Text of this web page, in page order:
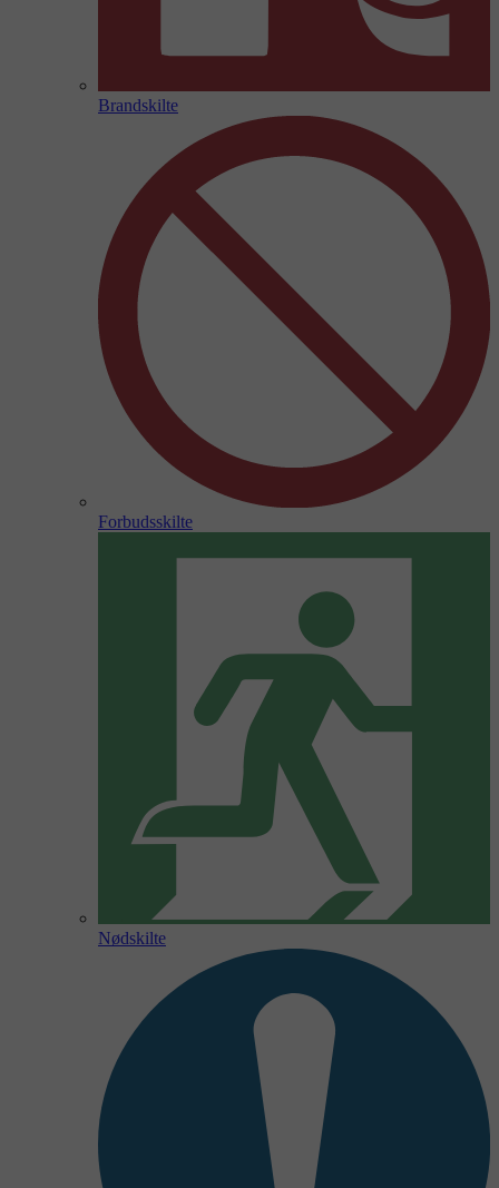
Brandskilte
Forbudsskilte
Nødskilte